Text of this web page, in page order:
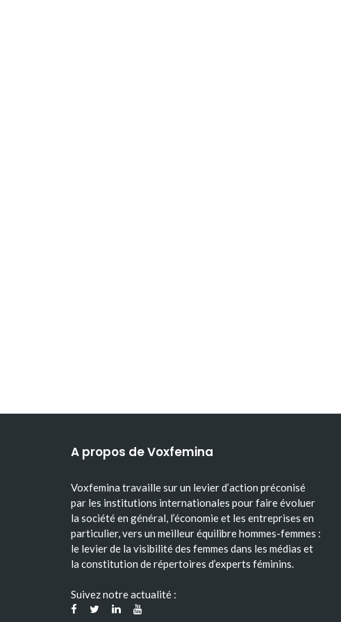
A propos de Voxfemina
Voxfemina travaille sur un levier d’action préconisé
par les institutions internationales pour faire évoluer
la société en général, l’économie et les entreprises en
particulier, vers un meilleur équilibre hommes-femmes :
le levier de la visibilité des femmes dans les médias et
la constitution de répertoires d’experts féminins.
Suivez notre actualité :